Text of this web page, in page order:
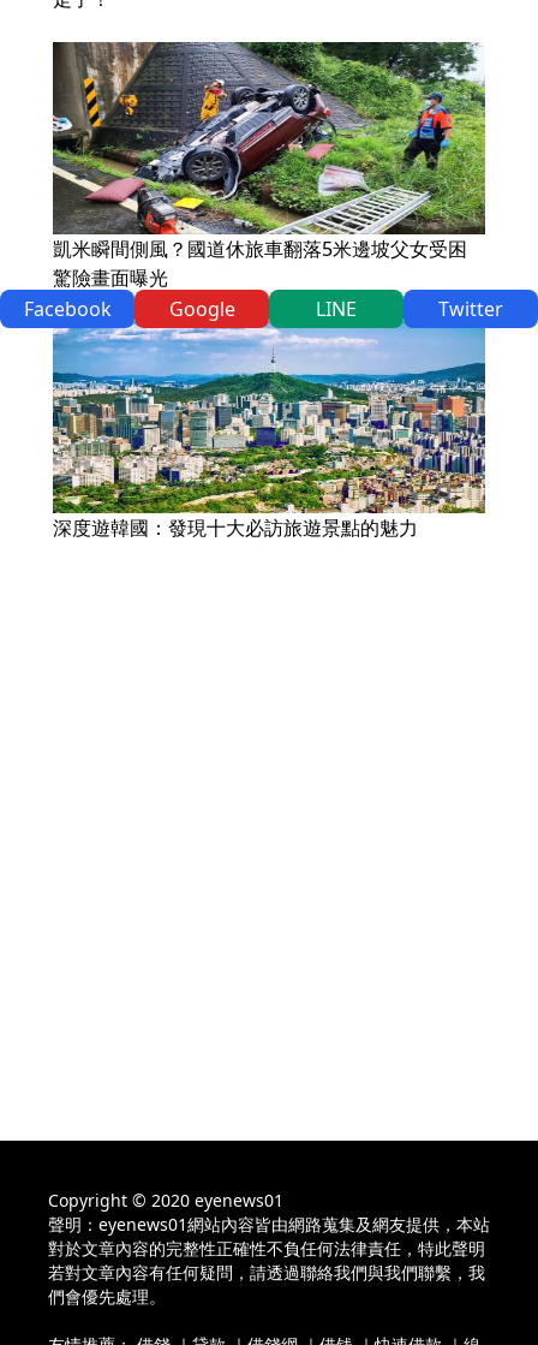
凱米瞬間側風？國道休旅車翻落5米邊坡父女受困
驚險畫面曝光
深度遊韓國：發現十大必訪旅遊景點的魅力
Facebook Google LINE Twitter
Copyright © 2020 eyenews01
聲明：eyenews01網站內容皆由網路蒐集及網友提供，本站
對於文章內容的完整性正確性不負任何法律責任，特此聲明
若對文章內容有任何疑問，請透過聯絡我們與我們聯繫，我
們會優先處理。